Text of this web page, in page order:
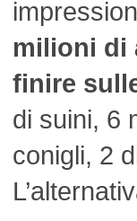
milioni di
finire
di suini, 6
conigli, 2